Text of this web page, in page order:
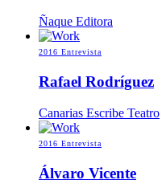
Ñaque Editora
2016 Entrevista
Rafael Rodríguez
Canarias Escribe Teatro
2016 Entrevista
Álvaro Vicente